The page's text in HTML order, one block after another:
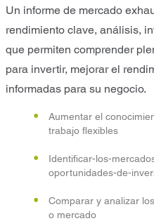
Un informe de mercado
rendimiento clave, análisis,
que permiten comprender
para invertir, mejorar el
informadas para su negocio.
Aumentar el
trabajo flexibles
Identificar-los-
oportunidades-de-
Comparar y analizar
o mercado